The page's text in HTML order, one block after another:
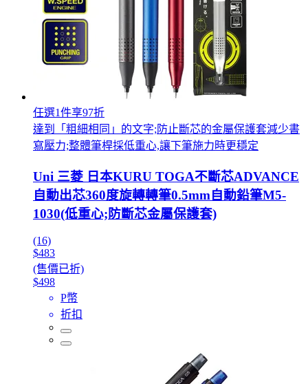
任選1件享97折
達到「粗細相同」的文字;防止斷芯的金屬保護套減少書
寫壓力;整體筆桿採低重心,讓下筆施力時更穩定
Uni 三菱 日本KURU TOGA不斷芯ADVANCE
自動出芯360度旋轉轉筆0.5mm自動鉛筆M5-
1030(低重心;防斷芯金屬保護套)
(16)
$483
(售價已折)
$498
P幣
折扣